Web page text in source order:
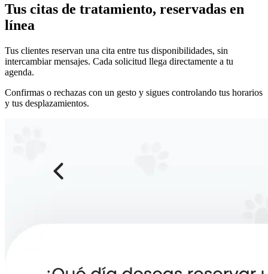
Tus citas de tratamiento, reservadas en
línea
Tus clientes reservan una cita entre tus disponibilidades, sin
intercambiar mensajes. Cada solicitud llega directamente a tu
agenda.
Confirmas o rechazas con un gesto y sigues controlando tus horarios
y tus desplazamientos.